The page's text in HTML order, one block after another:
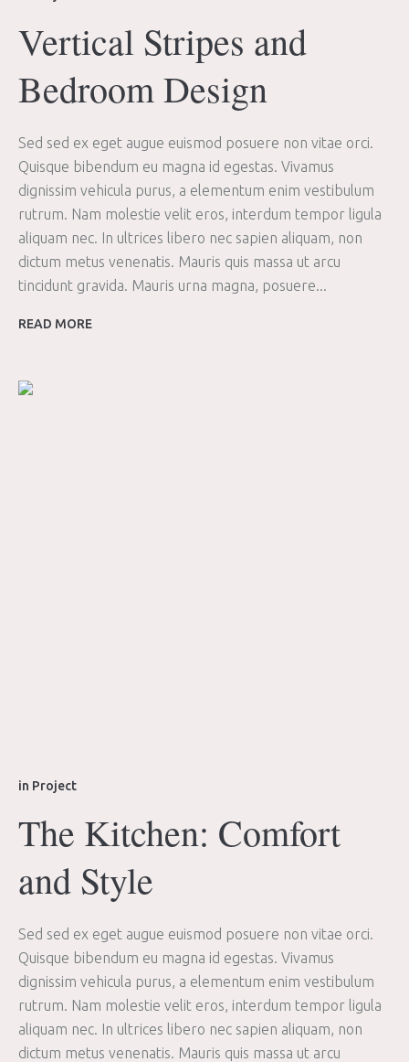
Vertical Stripes and
Bedroom Design
Sed sed ex eget augue euismod posuere non vitae orci.
Quisque bibendum eu magna id egestas. Vivamus
dignissim vehicula purus, a elementum enim vestibulum
rutrum. Nam molestie velit eros, interdum tempor ligula
aliquam nec. In ultrices libero nec sapien aliquam, non
dictum metus venenatis. Mauris quis massa ut arcu
tincidunt gravida. Mauris urna magna, posuere...
READ MORE
in Project
The Kitchen: Comfort
and Style
Sed sed ex eget augue euismod posuere non vitae orci.
Quisque bibendum eu magna id egestas. Vivamus
dignissim vehicula purus, a elementum enim vestibulum
rutrum. Nam molestie velit eros, interdum tempor ligula
aliquam nec. In ultrices libero nec sapien aliquam, non
dictum metus venenatis. Mauris quis massa ut arcu